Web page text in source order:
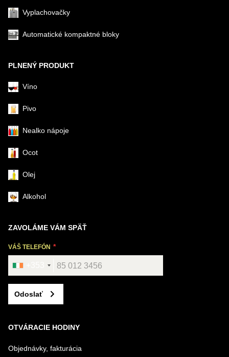
Vyplachovačky
Automatické kompaktné bloky
PLNENÝ PRODUKT
Víno
Pivo
Nealko nápoje
Ocot
Olej
Alkohol
ZAVOLÁME VÁM SPÄŤ
VÁŠ TELEFÓN
Odoslať
OTVÁRACIE HODINY
Objednávky, fakturácia